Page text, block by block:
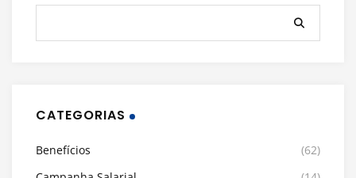
CATEGORIAS
Benefícios
(62)